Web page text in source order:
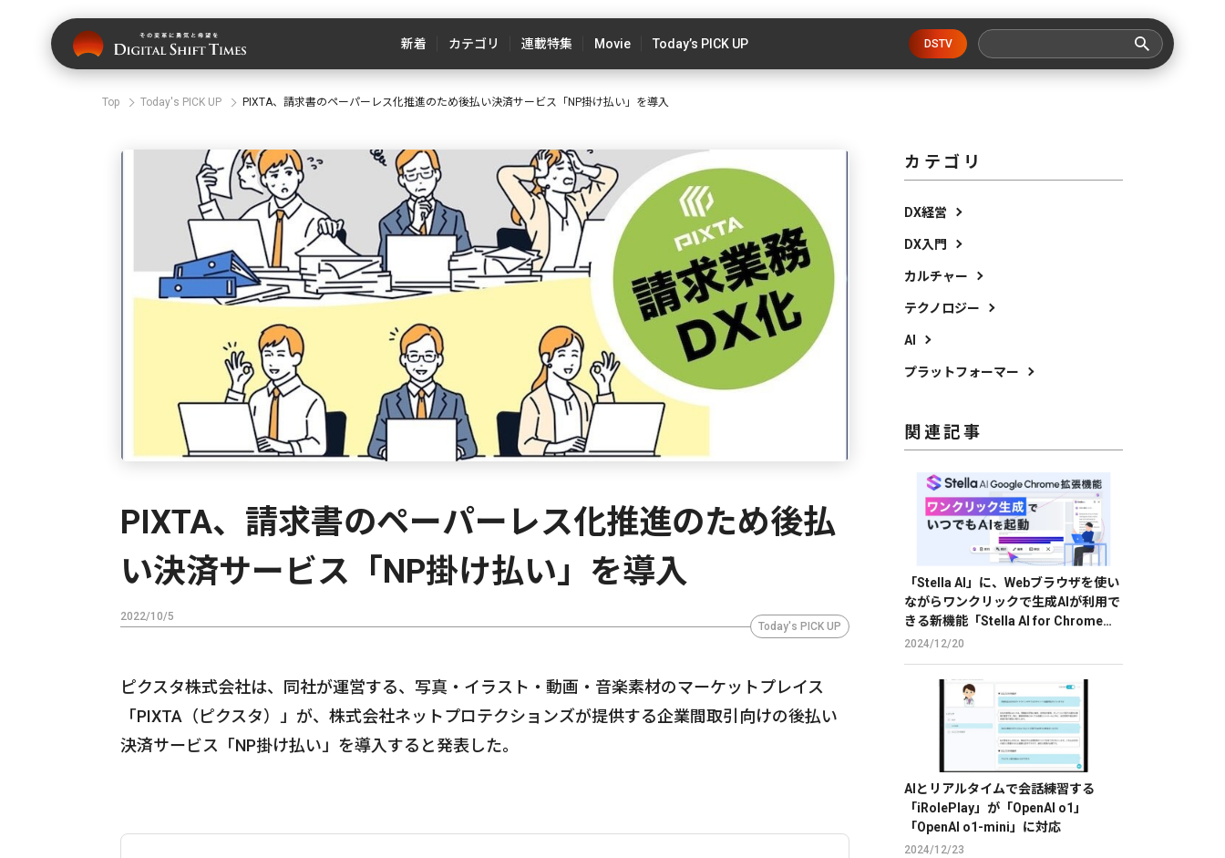
新着 カテゴリ 連載特集 Movie Today’s PICK UP DSTV
Top Today's PICK UP PIXTA、請求書のペーパーレス化推進のため後払い決済サービス「NP掛け払い」を導入
PIXTA、請求書のペーパーレス化推進のため後払
い決済サービス「NP掛け払い」を導入
2022/10/5
Today's PICK UP
ピクスタ株式会社は、同社が運営する、写真・イラスト・動画・音楽素材のマーケットプレイス
「PIXTA（ピクスタ）」が、株式会社ネットプロテクションズが提供する企業間取引向けの後払い
決済サービス「NP掛け払い」を導入すると発表した。
カテゴリ
DX経営
DX入門
カルチャー
テクノロジー
AI
プラットフォーマー
関連記事
「Stella AI」に、Webブラウザを使い
ながらワンクリックで生成AIが利用で
きる新機能「Stella AI for Chrome」
のβ版を提供
2024/12/20
AIとリアルタイムで会話練習する
「iRolePlay」が「OpenAI o1」
「OpenAI o1-mini」に対応
2024/12/23